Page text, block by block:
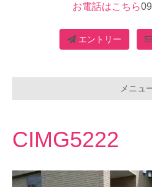
お電話はこちら
エントリー
メニュ
CIMG5222